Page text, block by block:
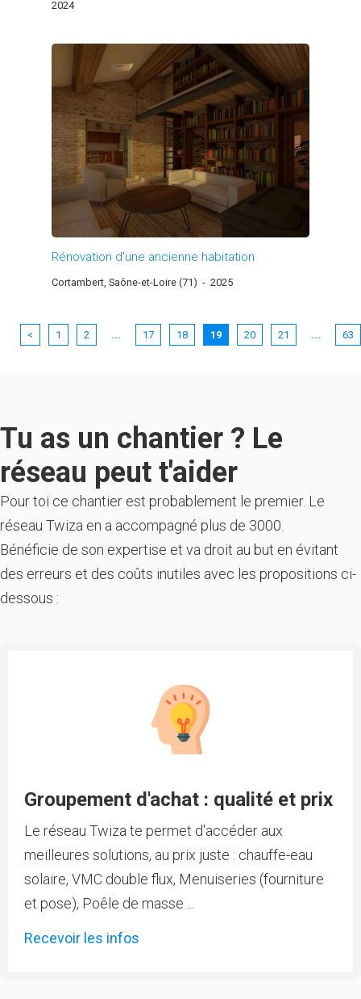
2024
Rénovation d'une ancienne habitation
Cortambert, Saône-et-Loire (71) - 2025
< 1 2 ... 17 18 19 20 21 ... 63
Tu as un chantier ? Le
réseau peut t'aider
Pour toi ce chantier est probablement le premier. Le
réseau Twiza en a accompagné plus de 3000.
Bénéficie de son expertise et va droit au but en évitant
des erreurs et des coûts inutiles avec les propositions ci-
dessous :
Groupement d'achat : qualité et prix
Le réseau Twiza te permet d'accéder aux
meilleures solutions, au prix juste : chauffe-eau
solaire, VMC double flux, Menuiseries (fourniture
et pose), Poêle de masse ...
Recevoir les infos